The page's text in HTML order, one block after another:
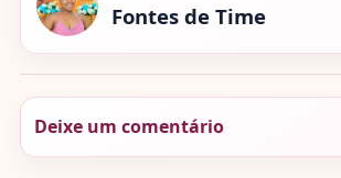
Fontes de Time
Deixe um comentário